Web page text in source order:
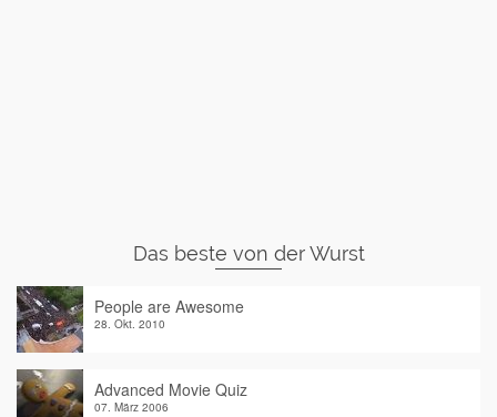
Das beste von der Wurst
People are Awesome
28. Okt. 2010
Advanced Movie Quiz
07. März 2006